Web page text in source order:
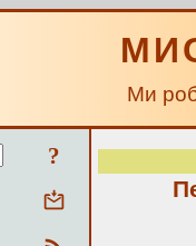
Ми
?